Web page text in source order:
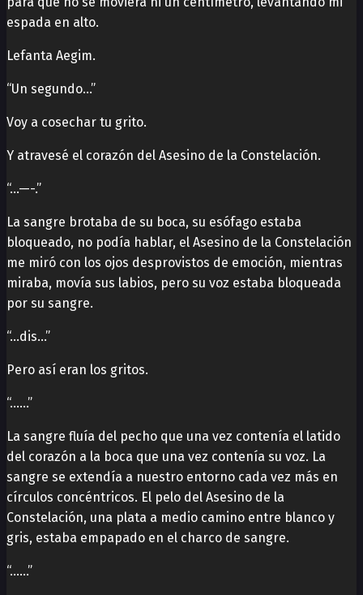
espada en alto.
Lefanta Aegim.
“Un segundo…”
Voy a cosechar tu grito.
Y atravesé el corazón del Asesino de la Constelación.
“…—-.”
La sangre brotaba de su boca, su esófago estaba
bloqueado, no podía hablar, el Asesino de la Constelación
me miró con los ojos desprovistos de emoción, mientras
miraba, movía sus labios, pero su voz estaba bloqueada
por su sangre.
“…dis…”
Pero así eran los gritos.
“……”
La sangre fluía del pecho que una vez contenía el latido
del corazón a la boca que una vez contenía su voz. La
sangre se extendía a nuestro entorno cada vez más en
círculos concéntricos. El pelo del Asesino de la
Constelación, una plata a medio camino entre blanco y
gris, estaba empapado en el charco de sangre.
“……”